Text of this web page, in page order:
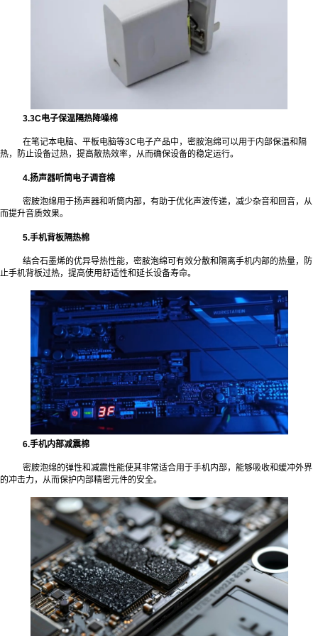
3.3C电子保温隔热降噪棉
在笔记本电脑、平板电脑等3C电子产品中，密胺泡绵可以用于内部保温和隔
热，防止设备过热，提高散热效率，从而确保设备的稳定运行。
4.扬声器听筒电子调音棉
密胺泡绵用于扬声器和听筒内部，有助于优化声波传递，减少杂音和回音，从
而提升音质效果。
5.手机背板隔热棉
结合石墨烯的优异导热性能，密胺泡绵可有效分散和隔离手机内部的热量，防
止手机背板过热，提高使用舒适性和延长设备寿命。
6.手机内部减震棉
密胺泡绵的弹性和减震性能使其非常适合用于手机内部，能够吸收和缓冲外界
的冲击力，从而保护内部精密元件的安全。